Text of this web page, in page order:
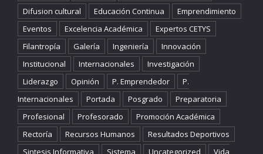
Difusion cultural
Educación Continua
Emprendimiento
Eventos
Excelencia Académica
Expertos CETYS
Filantropía
Galería Ingeniería
Innovación
Institucional
Internacionales
Investigación
Liderazgo
Opinión P. Emprendedor
P.
Internacionales
Portada Posgrado
Preparatoria
Profesional
Profesorado
Promoción Académica
Rectoría
Recursos Humanos
Resultados Deportivos
Sintesis Informativa
Sistema Uncategorized Vida